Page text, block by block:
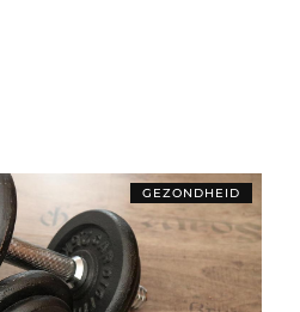
GEZONDHEID